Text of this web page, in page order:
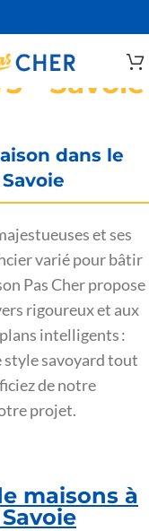
- Savoie
dans le
et ses
varié pour bâtir
Pas Cher propose
rigoureux et aux
intelligents :
style savoyard tout
de notre
projet.
maisons à